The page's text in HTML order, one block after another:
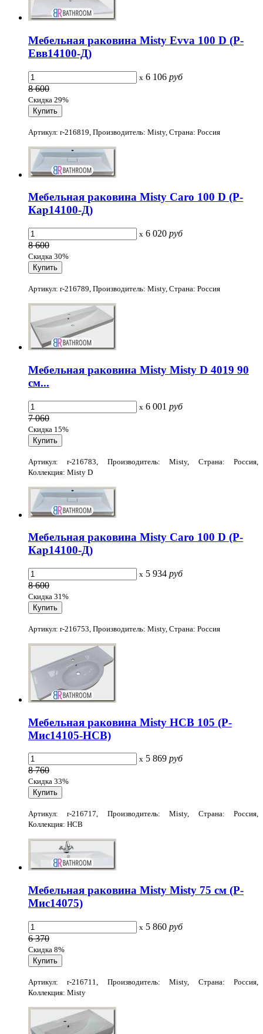
Мебельная раковина Misty Evva 100 D (Р-
Евв14100-Д)
x 6 106 руб
8 600
Скидка 29%
Артикул: r-216819, Производитель: Misty, Страна: Россия
Мебельная раковина Misty Caro 100 D (Р-
Кар14100-Д)
x 6 020 руб
8 600
Скидка 30%
Артикул: r-216789, Производитель: Misty, Страна: Россия
Мебельная раковина Misty Misty D 4019 90
см...
x 6 001 руб
7 060
Скидка 15%
Артикул: r-216783, Производитель: Misty, Страна: Россия,
Коллекция: Misty D
Мебельная раковина Misty Caro 100 D (Р-
Кар14100-Д)
x 5 934 руб
8 600
Скидка 31%
Артикул: r-216753, Производитель: Misty, Страна: Россия
Мебельная раковина Misty HCB 105 (Р-
Мис14105-HCB)
x 5 869 руб
8 760
Скидка 33%
Артикул: r-216717, Производитель: Misty, Страна: Россия,
Коллекция: HCB
Мебельная раковина Misty Misty 75 см (Р-
Мис14075)
x 5 860 руб
6 370
Скидка 8%
Артикул: r-216711, Производитель: Misty, Страна: Россия,
Коллекция: Misty